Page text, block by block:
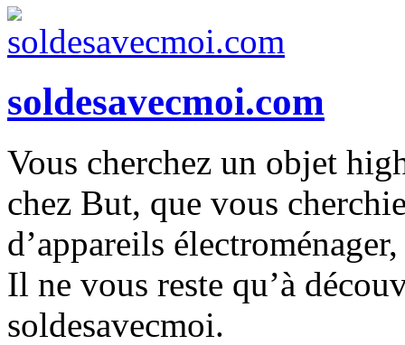
soldesavecmoi.com
Vous cherchez un objet
chez But, que vous
d’appareils
Il ne vous reste qu’à
soldesavecmoi.